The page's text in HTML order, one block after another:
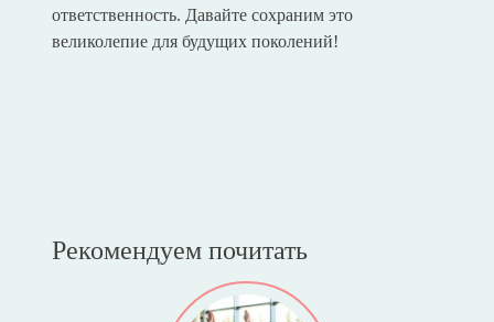
ответственность. Давайте сохраним это
великолепие для будущих поколений!
Рекомендуем почитать